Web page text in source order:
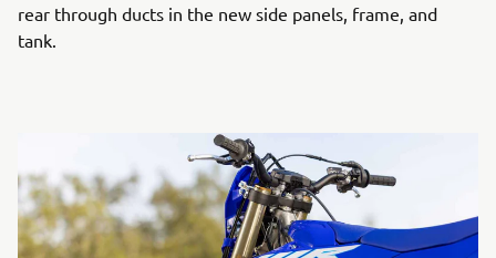
rear through ducts in the new side panels, frame, and
tank.